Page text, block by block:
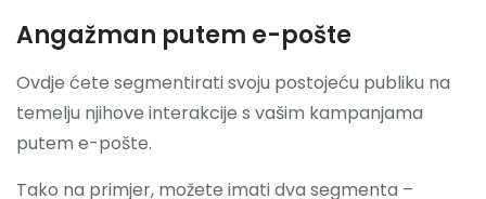
Angažman putem e-pošte
Ovdje ćete segmentirati svoju postojeću publiku na
temelju njihove interakcije s vašim kampanjama
putem e-pošte.
Tako na primjer, možete imati dva segmenta –